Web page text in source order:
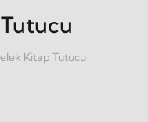
Kitap Tutucu